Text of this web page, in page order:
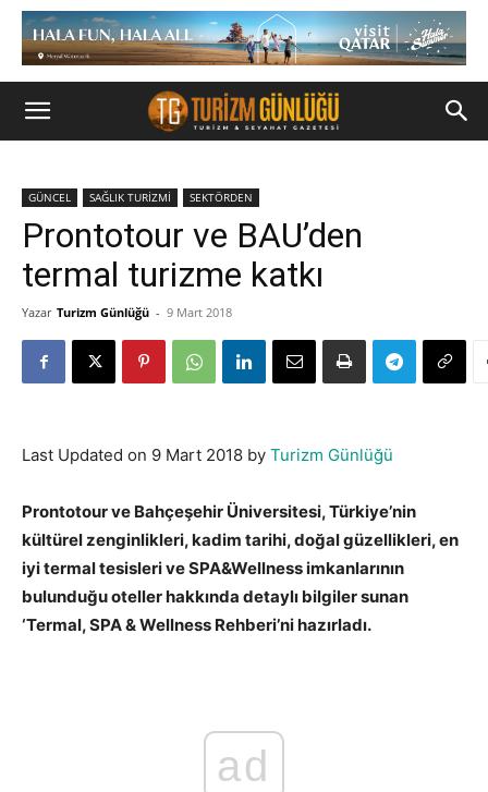
GÜNCEL SAĞLIK TURİZMİ SEKTÖRDEN
Prontotour ve BAU’den
termal turizme katkı
Yazar Turizm Günlüğü - 9 Mart 2018
Last Updated on 9 Mart 2018 by Turizm Günlüğü
Prontotour ve Bahçeşehir Üniversitesi, Türkiye’nin
kültürel zenginlikleri, kadim tarihi, doğal güzellikleri, en
iyi termal tesisleri ve SPA&Wellness imkanlarının
bulunduğu oteller hakkında detaylı bilgiler sunan
‘Termal, SPA & Wellness Rehberi’ni hazırladı.
ad